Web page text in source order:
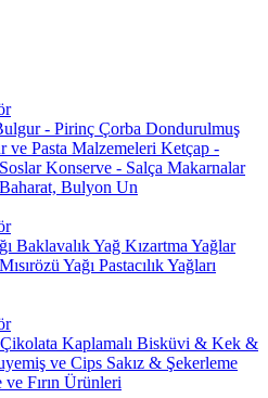
- Pirinç Çorba Dondurulmuş
ve Pasta Malzemeleri Ketçap -
Konserve - Salça Makarnalar
Bulyon Un
Baklavalık Yağ Kızartma Yağlar
Mısırözü Yağı Pastacılık Yağları
Kaplamalı Bisküvi & Kek &
ve Cips Sakız & Şekerleme
ve Fırın Ürünleri